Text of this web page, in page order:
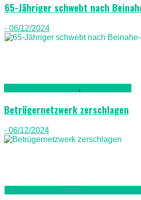
65-Jähriger schwebt nach
- 06/12/2024
,
Betrügernetzwerk zerschlagen
- 06/12/2024